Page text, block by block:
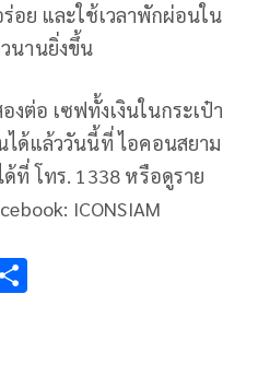
อย และใช้เวลาพักผ่อนใน
นานยิ่งขึ้น
ต่อ เซฟทั้งเงินในกระเป๋า
ได้แล้ววันนี้ที่ ไอคอนสยาม
ที่ โทร. 1338 หรือดูราย
ICONSIAM